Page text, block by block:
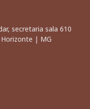
secretaria sala 610
Horizonte | MG